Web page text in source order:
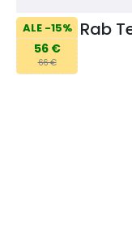
ALE -15%
56 €
66 €
Rab